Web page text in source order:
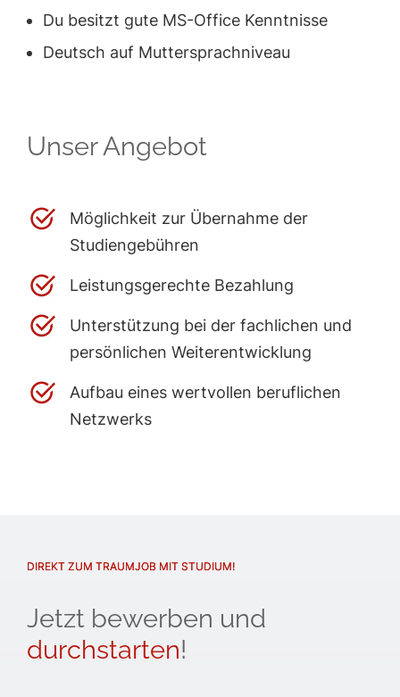
Du besitzt gute MS-Office Kenntnisse
Deutsch auf Muttersprachniveau
Unser Angebot
Möglichkeit zur Übernahme der
Studiengebühren
Leistungsgerechte Bezahlung
Unterstützung bei der fachlichen und
persönlichen Weiterentwicklung
Aufbau eines wertvollen beruflichen
Netzwerks
DIREKT ZUM TRAUMJOB MIT STUDIUM!
Jetzt bewerben und
durchstarten!